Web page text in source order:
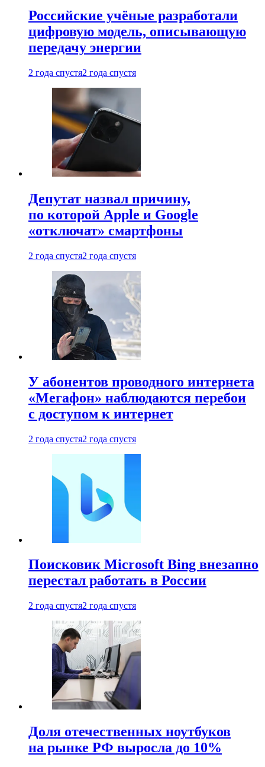
Российские учёные разработали
цифровую модель, описывающую
передачу энергии
2 года спустя2 года спустя
Депутат назвал причину,
по которой Apple и Google
«отключат» смартфоны
2 года спустя2 года спустя
У абонентов проводного интернета
«Мегафон» наблюдаются перебои
с доступом к интернет
2 года спустя2 года спустя
Поисковик Microsoft Bing внезапно
перестал работать в России
2 года спустя2 года спустя
Доля отечественных ноутбуков
на рынке РФ выросла до 10%